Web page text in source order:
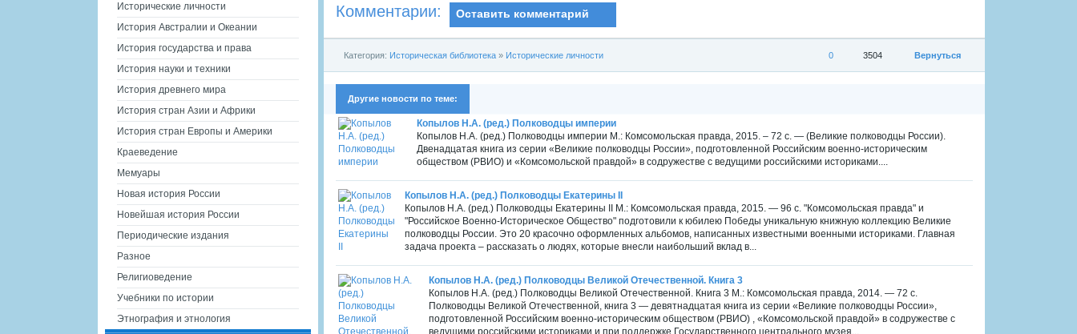
Комментарии: Оставить комментарий
Вернуться
3504
0
Категория: Историческая библиотека » Исторические личности
Другие новости по теме:
Копылов Н.А. (ред.) Полководцы империи
Копылов Н.А. (ред.) Полководцы империи М.: Комсомольская правда, 2015. – 72 с. — (Великие полководцы России).
Двенадцатая книга из серии «Великие полководцы России», подготовленной Российским военно-историческим
обществом (РВИО) и «Комсомольской правдой» в содружестве с ведущими российскими историками....
Копылов Н.А. (ред.) Полководцы Екатерины II
Копылов Н.А. (ред.) Полководцы Екатерины II М.: Комсомольская правда, 2015. — 96 с. "Комсомольская правда" и
"Российское Военно-Историческое Общество" подготовили к юбилею Победы уникальную книжную коллекцию Великие
полководцы России. Это 20 красочно оформленных альбомов, написанных известными военными историками. Главная
задача проекта – рассказать о людях, которые внесли наибольший вклад в...
Копылов Н.А. (ред.) Полководцы Великой Отечественной. Книга 3
Копылов Н.А. (ред.) Полководцы Великой Отечественной. Книга 3 М.: Комсомольская правда, 2014. — 72 с.
Полководцы Великой Отечественной, книга 3 — девятнадцатая книга из серии «Великие полководцы России»,
подготовленной Российским военно-историческим обществом (РВИО) , «Комсомольской правдой» в содружестве с
ведущими российскими историками и при поддержке Государственного центрального музея...
Исторические личности
История Австралии и Океании
История государства и права
История науки и техники
История древнего мира
История стран Азии и Африки
История стран Европы и Америки
Краеведение
Мемуары
Новая история России
Новейшая история России
Периодические издания
Разное
Религиоведение
Учебники по истории
Этнография и этнология